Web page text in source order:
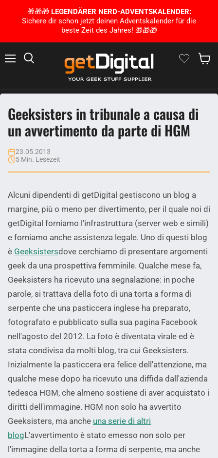
🎁🎁🎁 LEGENDÄRER NERD-ADVENTSKALENDER:
Sichere dir schon jetzt deinen Adventskalender für die
beste Zeit des Jahres! 🎁🎁🎁
Geeksisters in tribunale a causa di
un avvertimento da parte di HGM
23.05.2013
5 Min. Lesezeit
Alcuni dipendenti di getDigital gestiscono un blog a
margine, più o meno per divertimento, per il quale noi di
getDigital forniamo l'infrastruttura (server web e simili)
e forniamo anche assistenza legale. Uno di questi blog
è Geeksistersdove cerchiamo di presentare argomenti
geek da una prospettiva femminile. Qualche mese fa,
Geeksisters ha ricevuto una segnalazione: in poche
parole, si trattava della foto di una torta a forma di
serpente che una pasticcera inglese ha preparato,
fotografato e pubblicato sulla sua pagina Facebook
nell'agosto del 2012. La foto è diventata virale ed è
stata condivisa da molti blog, tra cui Geeksisters.
Inizialmente la pasticcera era felice dell'attenzione, ma
qualche mese dopo ha ricevuto una diffida dall'azienda
tedesca HGM, che almeno sostiene di aver acquistato i
diritti dell'immagine. HGM non solo ha avvertito
Geeksisters, ma anche una serie di altri
blogL'avvertimento è stato emesso non solo per
l'immagine della torta a forma di serpente, ma anche